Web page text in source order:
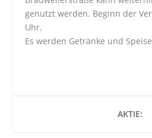
genutzt werden. Beginn der
Uhr.
Es werden Getränke und
AKTIE: